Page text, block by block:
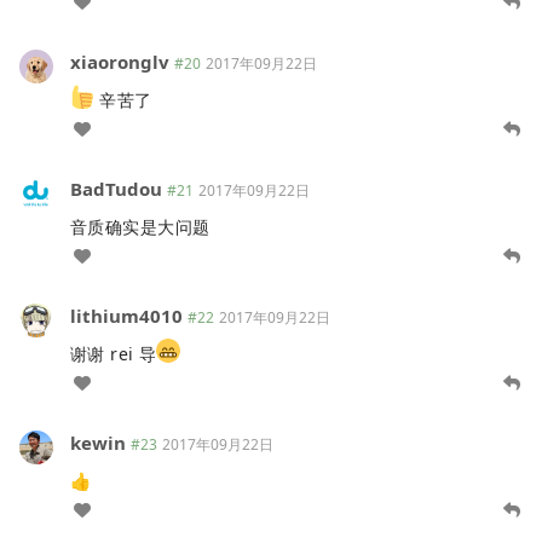
xiaoronglv #20 2017年09月22日
辛苦了
BadTudou #21 2017年09月22日
音质确实是大问题
lithium4010 #22 2017年09月22日
谢谢 rei 导
kewin #23 2017年09月22日
👍